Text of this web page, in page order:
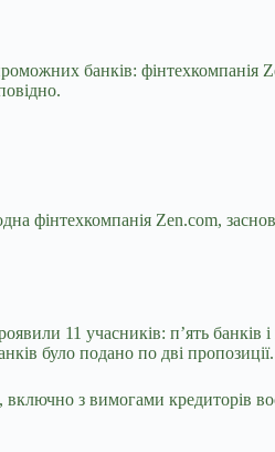
банків: фінтехкомпанія
фінтехкомпанія Zen.com,
11 учасників: п’ять банків
було подано по дві пропозиції.
з вимогами кредиторів